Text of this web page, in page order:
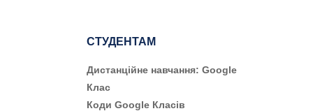
СТУДЕНТАМ
Дистанційне навчання: Google
Клас
Коди Google Класів